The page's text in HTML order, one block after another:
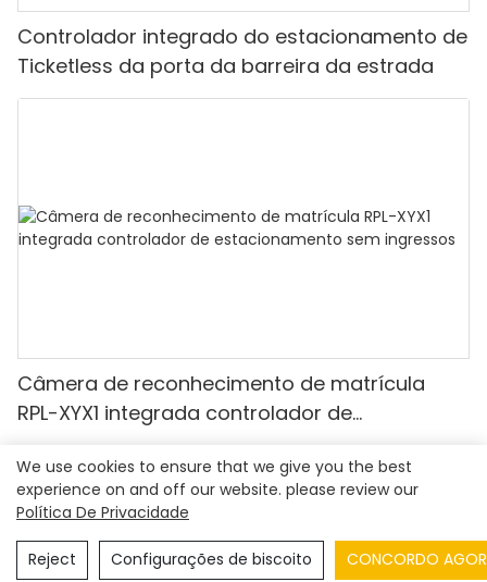
Controlador integrado do estacionamento de
Ticketless da porta da barreira da estrada
Câmera de reconhecimento de matrícula
RPL-XYX1 integrada controlador de
site|Política de Privacidade
We use cookies to ensure that we give you the best
experience on and off our website. please review our
Política De Privacidade
Reject Configurações de biscoito CONCORDO